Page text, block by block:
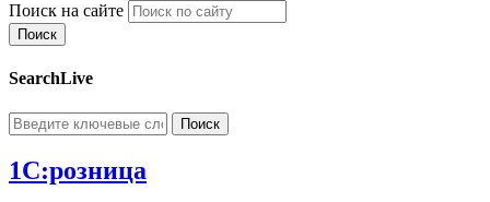
Поиск на сайте
SearchLive
1С:розница